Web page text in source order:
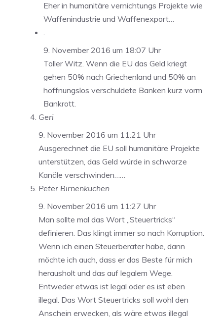
Eher in humanitäre vernichtungs Projekte wie
Waffenindustrie und Waffenexport…
.
9. November 2016 um 18:07 Uhr
Toller Witz. Wenn die EU das Geld kriegt
gehen 50% nach Griechenland und 50% an
hoffnungslos verschuldete Banken kurz vorm
Bankrott.
Geri
9. November 2016 um 11:21 Uhr
Ausgerechnet die EU soll humanitäre Projekte
unterstützen, das Geld würde in schwarze
Kanäle verschwinden……
Peter Birnenkuchen
9. November 2016 um 11:27 Uhr
Man sollte mal das Wort „Steuertricks“
definieren. Das klingt immer so nach Korruption.
Wenn ich einen Steuerberater habe, dann
möchte ich auch, dass er das Beste für mich
herausholt und das auf legalem Wege.
Entweder etwas ist legal oder es ist eben
illegal. Das Wort Steuertricks soll wohl den
Anschein erwecken, als wäre etwas illegal